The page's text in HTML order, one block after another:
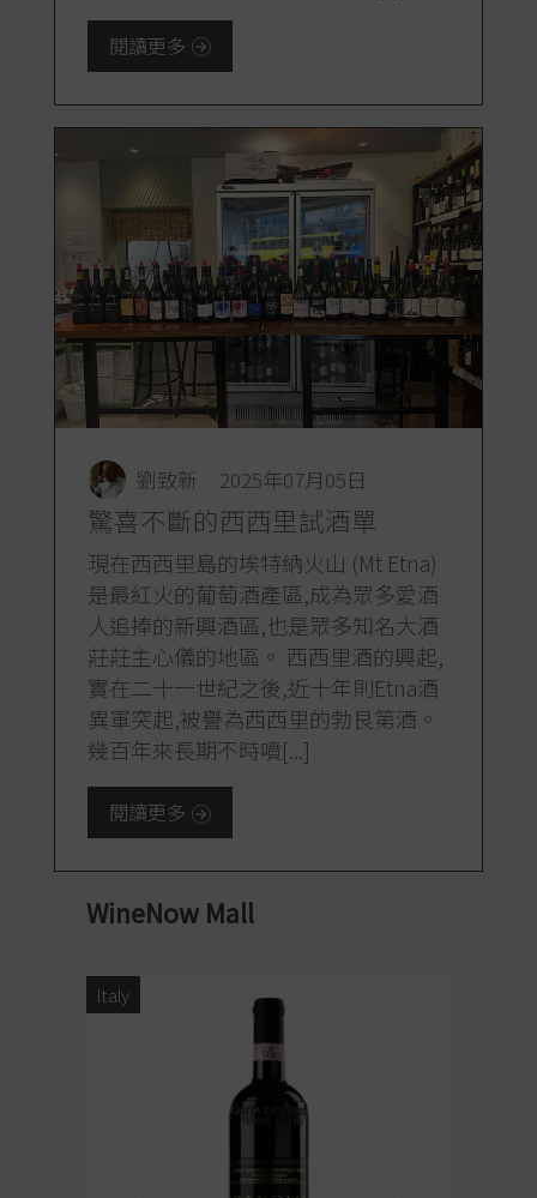
閱讀更多
劉致新 2025年07月05日
驚喜不斷的西西里試酒單
現在西西里島的埃特納火山 (Mt Etna)
是最紅火的葡萄酒產區,成為眾多愛酒
人追捧的新興酒區,也是眾多知名大酒
莊莊主心儀的地區。 西西里酒的興起,
實在二十一世紀之後,近十年則Etna酒
異軍突起,被譽為西西里的勃艮第酒。
幾百年來長期不時噴[...]
閱讀更多
WineNow Mall
Italy